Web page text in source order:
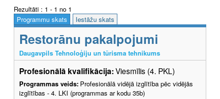
Rezultāti : 1 - 1 no 1
Programmu skats
Iestāžu skats
Restorānu pakalpojumi
Daugavpils Tehnoloģiju un tūrisma tehnikums
Profesionālā kvalifikācija:Viesmīlis (4. PKL)
Programmas veids: Profesionālā vidējā izglītība pēc vidējās
izglītības - 4. LKI (programmas ar kodu 35b)